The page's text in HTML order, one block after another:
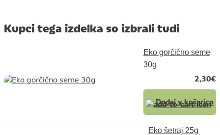
Kupci tega izdelka so izbrali tudi
Eko gorčično seme
30g
2,30€
Dodaj v košarico
Eko šetraj 25g